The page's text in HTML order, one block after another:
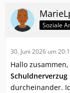
Soziale
30. Juni 2026 um
Hallo
Schuldnerverzug
durcheinander.